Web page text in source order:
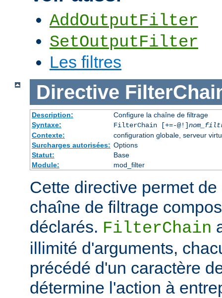
AddOutputFilter
SetOutputFilter
Les filtres
Directive
Description:
Configure la chaîne de filtrage
Syntaxe:
FilterChain [+=-@!]
Contexte:
configuration globale, serveur
Surcharges autorisées: Options
Statut:
Base
Module:
mod_filter
Cette directive permet
chaîne de filtrage
déclarés. FilterChain
illimité d'arguments,
précédé d'un caractère
détermine l'action à